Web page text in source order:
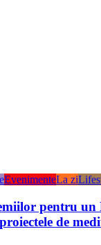
EvenimenteLa zi
pentru un
de